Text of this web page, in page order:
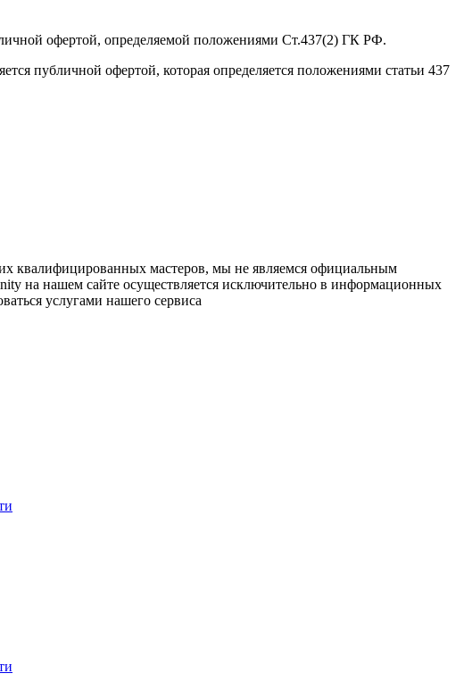
офертой, определяемой положениями Ст.437(2) ГК РФ.
публичной офертой, которая определяется положениями статьи 437
квалифицированных мастеров, мы не являемся официальным
на нашем сайте осуществляется исключительно в информационных
услугами нашего сервиса